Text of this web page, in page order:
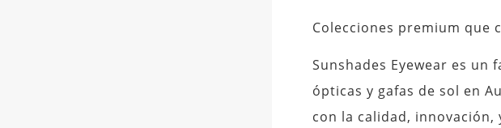
Colecciones premium que
Sunshades Eyewear es
ópticas y gafas de sol en
con la calidad, innovación,